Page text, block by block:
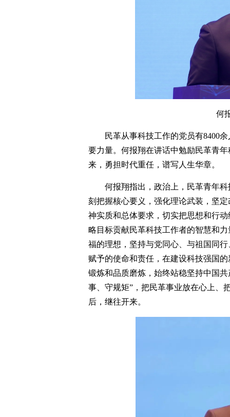
何
民革从事科技工作的党员有8400
要力量。何报翔在讲话中勉励民革青
来，勇担时代重任，谱写人生华章。
何报翔指出，政治上，民革青年
刻把握核心要义，强化理论武装，坚
神实质和总体要求，切实把思想和行
略目标贡献民革科技工作者的智慧和
福的理想，坚持与党同心、与祖国同
赋予的使命和责任，在建设科技强国
锻炼和品质磨炼，始终站稳坚持中国
事、守规矩”，把民革事业放在心上、
后，继往开来。